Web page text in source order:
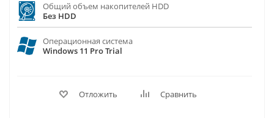
Общий объем накопителей HDD
Без HDD
Операционная система
Windows 11 Pro Trial
Отложить Сравнить